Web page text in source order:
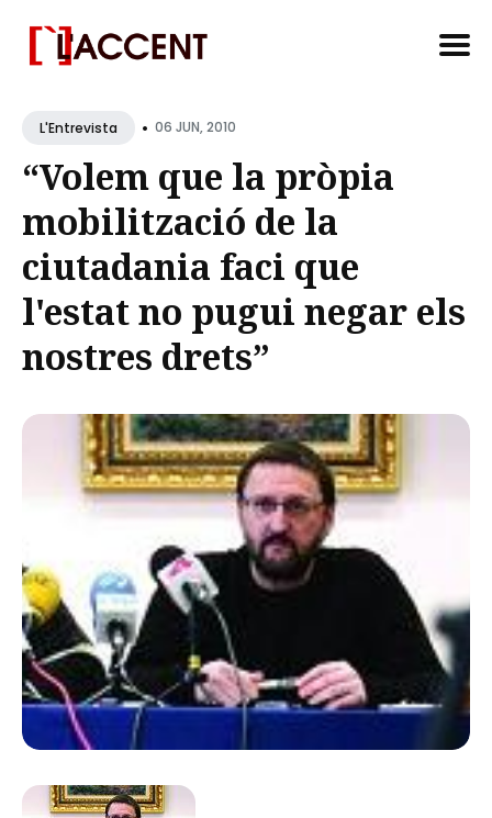
forL'Entrevista • 06 JUN, 2010
“Volem que la pròpia
mobilització de la
ciutadania faci que
l'estat no pugui negar els
nostres drets”